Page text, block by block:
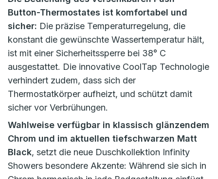
Button-Thermostates ist komfortabel und
sicher: Die präzise Temperaturregelung, die
konstant die gewünschte Wassertemperatur hält,
ist mit einer Sicherheitssperre bei 38° C
ausgestattet. Die innovative CoolTap Technologie
verhindert zudem, dass sich der
Thermostatkörper aufheizt, und schützt damit
sicher vor Verbrühungen.
Wahlweise verfügbar in klassisch glänzendem
Chrom und im aktuellen tiefschwarzen Matt
Black, setzt die neue Duschkollektion Infinity
Showers besondere Akzente: Während sie sich in